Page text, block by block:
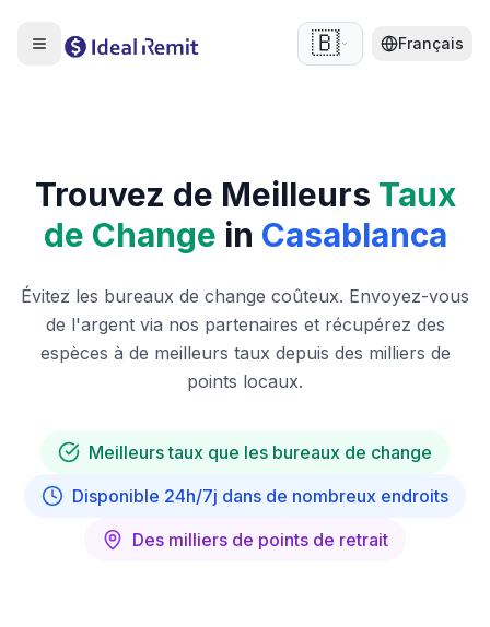
🇧🇪 Français
Trouvez de Meilleurs Taux
de Change in Casablanca
Évitez les bureaux de change coûteux. Envoyez-vous
de l'argent via nos partenaires et récupérez des
espèces à de meilleurs taux depuis des milliers de
points locaux.
Meilleurs taux que les bureaux de change
Disponible 24h/7j dans de nombreux endroits
Des milliers de points de retrait